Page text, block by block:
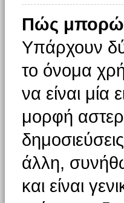
Πώς μπορώ
Υπάρχουν
το όνομα
να είναι
μορφή
άλλη,
και είναι